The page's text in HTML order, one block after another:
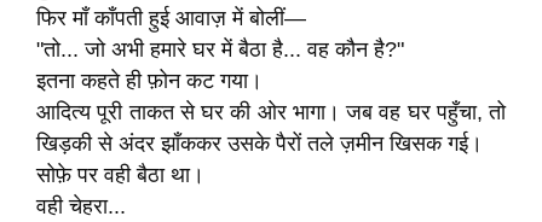
फिर माँ काँपती हुई आवाज़ में बोलीं—
"तो... जो अभी हमारे घर में बैठा है... वह कौन है?"
इतना कहते ही फ़ोन कट गया।
आदित्य पूरी ताकत से घर की ओर भागा। जब वह घर पहुँचा, तो
खिड़की से अंदर झाँककर उसके पैरों तले ज़मीन खिसक गई।
सोफ़े पर वही बैठा था।
वही चेहरा...